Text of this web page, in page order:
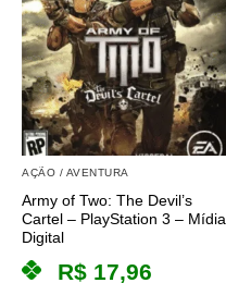
AÇÃO / AVENTURA
Army of Two: The Devil’s
Cartel – PlayStation 3 – Mídia
Digital
R$ 17,96